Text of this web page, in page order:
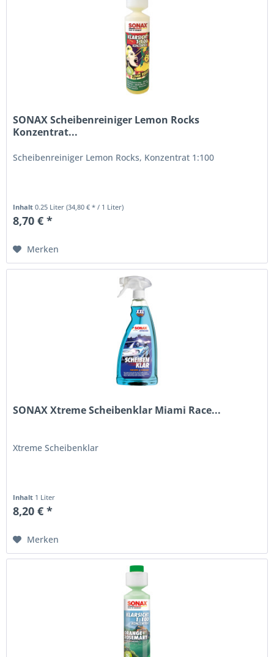
SONAX Scheibenreiniger Lemon Rocks
Konzentrat...
Scheibenreiniger Lemon Rocks, Konzentrat 1:100
Inhalt0.25 Liter(34,80 € * / 1 Liter)
8,70 € *
Merken
SONAX Xtreme Scheibenklar Miami Race...
Xtreme Scheibenklar
Inhalt 1 Liter
8,20 € *
Merken